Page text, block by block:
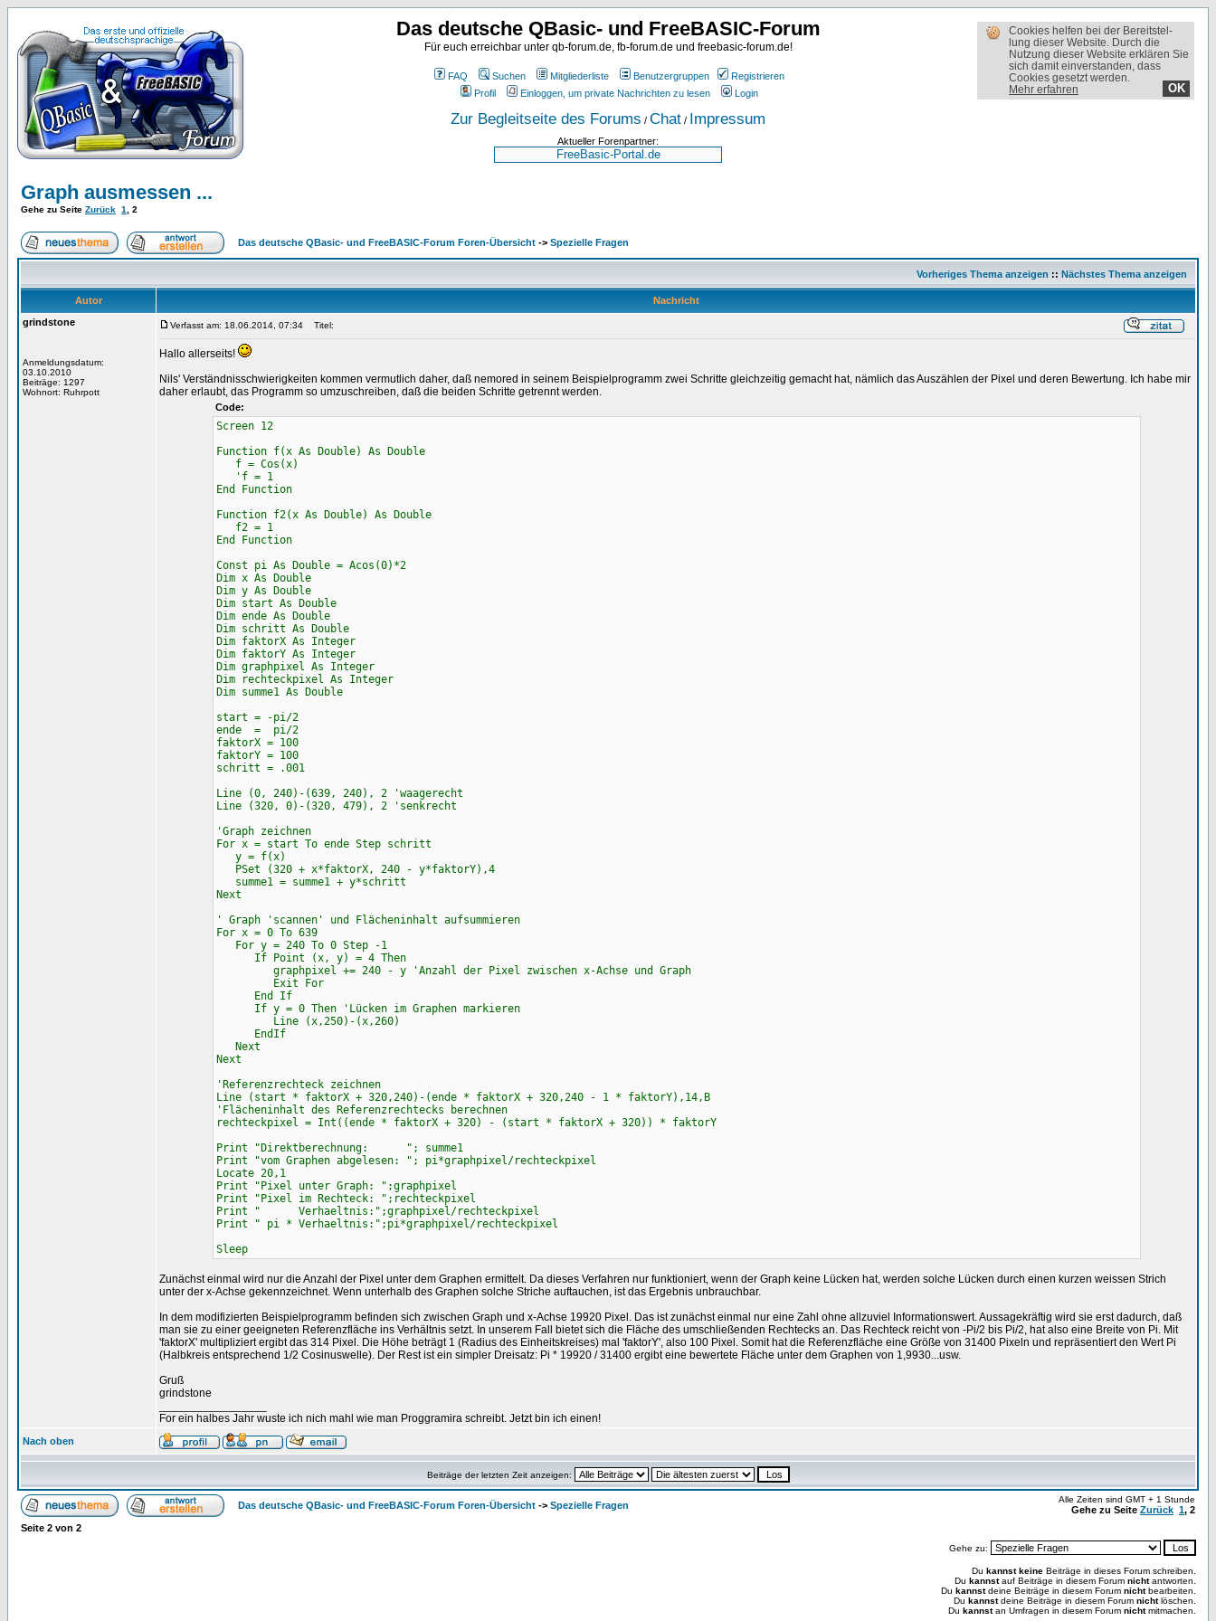
Cookies helfen bei der Bereit­stel­
lung dieser Website. Durch die
Nutzung dieser Website erklären Sie
sich damit einverstanden, dass
Cookies gesetzt werden.
Mehr erfahren
OK
Das deutsche QBasic- und FreeBASIC-Forum
Für euch erreichbar unter qb-forum.de, fb-forum.de und freebasic-forum.de!
FAQ Suchen Mitgliederliste Benutzergruppen
Registrieren
Profil
Einloggen, um private Nachrichten zu lesen Login
Zur Begleitseite des Forums / Chat / Impressum
Aktueller Forenpartner:
Graph ausmessen ...
Gehe zu Seite Zurück 1 2
Das deutsche QBasic- und FreeBASIC-Forum Foren-Übersicht -> Spezielle Fragen
Vorheriges Thema anzeigen :: Nächstes Thema anzeigen
Autor
Nachricht
grindstone
Anmeldungsdatum:
03.10.2010
Beiträge: 1297
Wohnort: Ruhrpott
Verfasst am: 18.06.2014, 07:34 Titel:
Hallo allerseits!
Nils' Verständnisschwierigkeiten kommen vermutlich daher, daß nemored in seinem Beispielprogramm zwei Schritte gleichzeitig gemacht hat, nämlich das Auszählen der Pixel und deren Bewertung. Ich habe mir
daher erlaubt, das Programm so umzuschreiben, daß die beiden Schritte getrennt werden.
Code:
Screen 12
Function f(x As Double) As Double
f = Cos(x)
'f = 1
End Function
Function f2(x As Double) As Double
f2 = 1
End Function
Const pi As Double = Acos(0)*2
Dim x As Double
Dim y As Double
Dim start As Double
Dim ende As Double
Dim schritt As Double
Dim faktorX As Integer
Dim faktorY As Integer
Dim graphpixel As Integer
Dim rechteckpixel As Integer
Dim summe1 As Double
start = -pi/2
ende = pi/2
faktorX = 100
faktorY = 100
schritt = .001
Line (0, 240)-(639, 240), 2 'waagerecht
Line (320, 0)-(320, 479), 2 'senkrecht
'Graph zeichnen
For x = start To ende Step schritt
y = f(x)
PSet (320 + x*faktorX, 240 - y*faktorY),4
summe1 = summe1 + y*schritt
Next
' Graph 'scannen' und Flächeninhalt aufsummieren
For x = 0 To 639
For y = 240 To 0 Step -1
If Point (x, y) = 4 Then
graphpixel += 240 - y 'Anzahl der Pixel zwischen x-Achse und Graph
Exit For
End If
If y = 0 Then 'Lücken im Graphen markieren
Line (x,250)-(x,260)
EndIf
Next
Next
'Referenzrechteck zeichnen
Line (start * faktorX + 320,240)-(ende * faktorX + 320,240 - 1 * faktorY),14,B
'Flächeninhalt des Referenzrechtecks berechnen
rechteckpixel = Int((ende * faktorX + 320) - (start * faktorX + 320)) * faktorY
Print "Direktberechnung: "; summe1
Print "vom Graphen abgelesen: "; pi*graphpixel/rechteckpixel
Locate 20,1
Print "Pixel unter Graph: ";graphpixel
Print "Pixel im Rechteck: ";rechteckpixel
Print " Verhaeltnis:";graphpixel/rechteckpixel
Print " pi * Verhaeltnis:";pi*graphpixel/rechteckpixel
Sleep
Zunächst einmal wird nur die Anzahl der Pixel unter dem Graphen ermittelt. Da dieses Verfahren nur funktioniert, wenn der Graph keine Lücken hat, werden solche Lücken durch einen kurzen weissen Strich
unter der x-Achse gekennzeichnet. Wenn unterhalb des Graphen solche Striche auftauchen, ist das Ergebnis unbrauchbar.
In dem modifizierten Beispielprogramm befinden sich zwischen Graph und x-Achse 19920 Pixel. Das ist zunächst einmal nur eine Zahl ohne allzuviel Informationswert. Aussagekräftig wird sie erst dadurch, daß
man sie zu einer geeigneten Referenzfläche ins Verhältnis setzt. In unserem Fall bietet sich die Fläche des umschließenden Rechtecks an. Das Rechteck reicht von -Pi/2 bis Pi/2, hat also eine Breite von Pi. Mit
'faktorX' multipliziert ergibt das 314 Pixel. Die Höhe beträgt 1 (Radius des Einheitskreises) mal 'faktorY', also 100 Pixel. Somit hat die Referenzfläche eine Größe von 31400 Pixeln und repräsentiert den Wert Pi
(Halbkreis entsprechend 1/2 Cosinuswelle). Der Rest ist ein simpler Dreisatz: Pi * 19920 / 31400 ergibt eine bewertete Fläche unter dem Graphen von 1,9930...usw.
Gruß
grindstone
For ein halbes Jahr wuste ich nich mahl wie man Proggramira schreibt. Jetzt bin ich einen!
Nach oben
Beiträge der letzten Zeit anzeigen:
Das deutsche QBasic- und FreeBASIC-Forum Foren-Übersicht -> Spezielle Fragen
Alle Zeiten sind GMT + 1 Stunde
Gehe zu Seite Zurück 1, 2
Seite 2 von 2
Gehe zu:
Du kannst keine Beiträge in dieses Forum schreiben.
Du kannstauf Beiträge in diesem Forum nichtantworten.
Du kannstdeine Beiträge in diesem Forum nichtbearbeiten.
Du kannstdeine Beiträge in diesem Forum nichtlöschen.
Du kannstan Umfragen in diesem Forum nichtmitmachen.